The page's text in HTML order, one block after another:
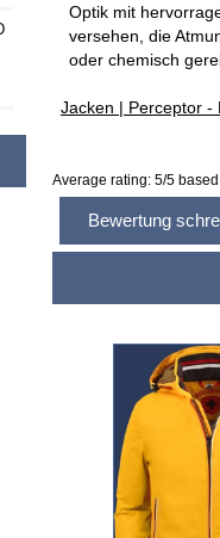
Optik mit
versehen, die
oder chemisch
Jacken | Perceptor -
Average rating: 5/5
Bewertung